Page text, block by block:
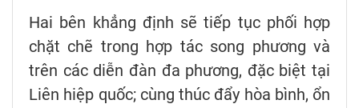
Hai bên khẳng định sẽ tiếp tục phối hợp
chặt chẽ trong hợp tác song phương và
trên các diễn đàn đa phương, đặc biệt tại
Liên hiệp quốc; cùng thúc đẩy hòa bình, ổn